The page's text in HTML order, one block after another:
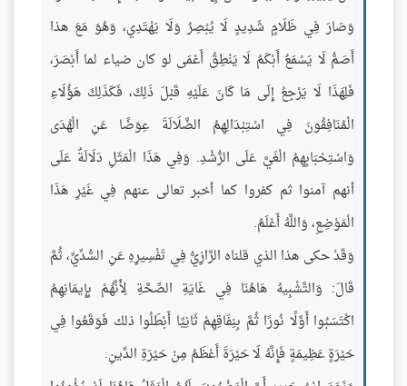
وَصَارَ فِي ظَلَامٍ شَدِيدٍ لَا يُبْصِرُ وَلَا يَهْتَدِي، وَهُوَ مَعَ هذا
أَصَمُّ لَا يَسْمَعُ أَبْكَمُ لَا يَنْطِقُ أَعْمَى لو كان ضياء لما أَبْصَرَ،
فَلِهَذَا لَا يَرْجِعُ إِلَى مَا كَانَ عَلَيْهِ قَبْلَ ذَلِكَ، فَكَذَلِكَ هَؤُلَاءِ
الْمُنَافِقُونَ فِي اسْتِبْدَالِهِمُ الضَّلَالَةَ عِوَضًا عَنِ الْهُدَى
وَاسْتِحْبَابِهِمُ الْغَيَّ عَلَى الرُّشْدِ. وَفِي هَذَا الْمَثَلِ دَلَالَةٌ عَلَى
أنهم آمنوا ثم كفروا كما أخبر تعالى عنهم فِي غَيْرِ هَذَا
الْمَوْضِعِ، وَاللَّهُ أَعْلَمُ.
وَقَدْ حكى هذا الذي قلناه الرَّازِيُّ فِي تَفْسِيرِهِ عَنِ السُّدِّيِّ، ثُمَّ
قَالَ: وَالتَّشْبِيهُ هَاهُنَا فِي غَايَةِ الصِّحَّةِ لِأَنَّهُمْ بِإِيمَانِهِمُ
اكْتَسَبُوا أَوَّلًا نُورًا ثُمَّ بِنِفَاقِهِمْ ثَانِيًا أَبْطَلُوا ذلك فَوَقَعُوا فِي
حَيْرَةٍ عَظِيمَةٍ فَإِنَّهُ لَا حَيْرَةَ أَعْظَمُ مِنْ حَيْرَةِ الدِّينِ.